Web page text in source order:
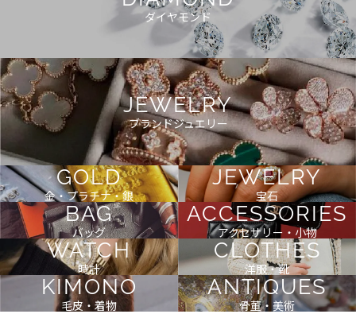
ダイヤモンド
JEWELRY
ブランドジュエリー
GOLD
金・プラチナ・銀
JEWELRY
宝石
BAG
バッグ
ACCESSORIES
アクセサリー・小物
WATCH
時計
CLOTHES
洋服・靴
KIMONO
毛皮・着物
ANTIQUES
骨董・美術